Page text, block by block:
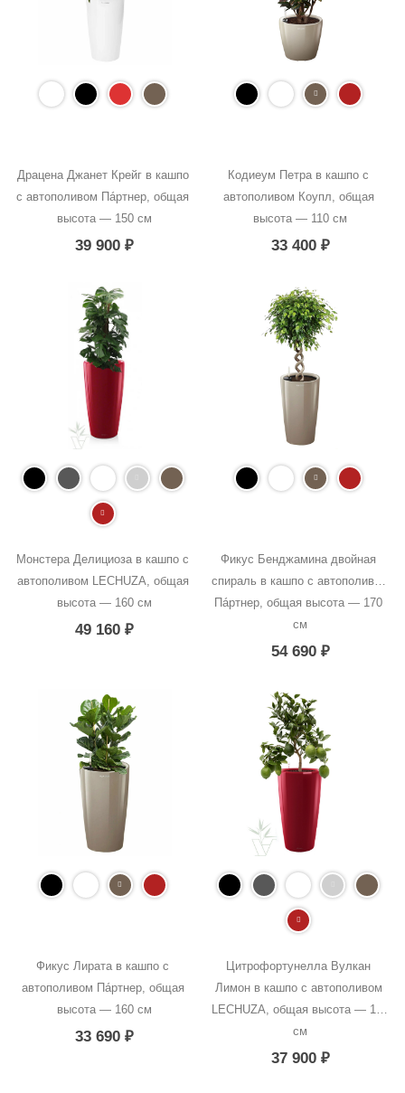
Драцена Джанет Крейг в кашпо
с автополивом Пáртнер, общая
высота — 150 см
39 900₽
Кодиеум Петра в кашпо с
автополивом Коупл, общая
высота — 110 см
33 400 ₽
Монстера Делициоза в кашпо с
автополивом LECHUZA, общая
высота — 160 см
49 160₽
Фикус Бенджамина двойная
спираль в кашпо с автополивом
Пáртнер, общая высота — 170
см
54 690 ₽
Фикус Лирата в кашпо с
автополивом Пáртнер, общая
высота — 160 см
33 690₽
Цитрофортунелла Вулкан
Лимон в кашпо с автополивом
LECHUZA, общая высота — 100
см
37 900 ₽